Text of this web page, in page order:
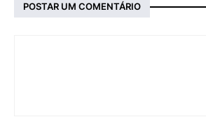
POSTAR UM COMENTÁRIO